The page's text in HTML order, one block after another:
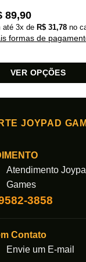
89,90
até3x deR$ 31,78 no
formas de
VER OPÇÕES
JOYPAD
Atendimento
Games
3858
Contato
Envie um E-mail